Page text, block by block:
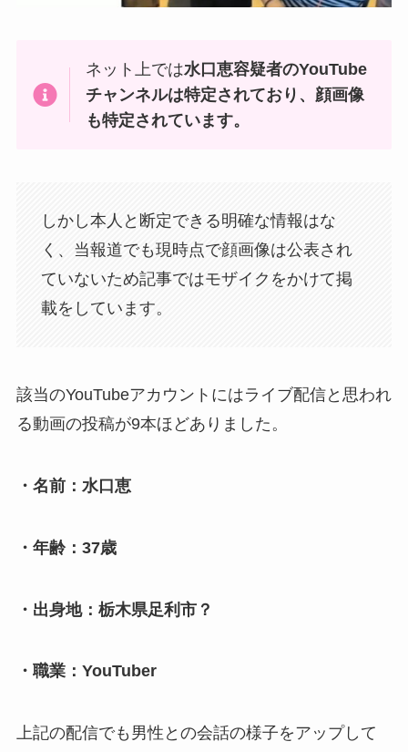
ネット上では水口恵容疑者のYouTube
チャンネルは特定されており、顔画像
も特定されています。
しかし本人と断定できる明確な情報はな
く、当報道でも現時点で顔画像は公表され
ていないため記事ではモザイクをかけて掲
載をしています。
該当のYouTubeアカウントにはライブ配信と思われ
る動画の投稿が9本ほどありました。
・名前：水口恵
・年齢：37歳
・出身地：栃木県足利市？
・職業：YouTuber
上記の配信でも男性との会話の様子をアップして